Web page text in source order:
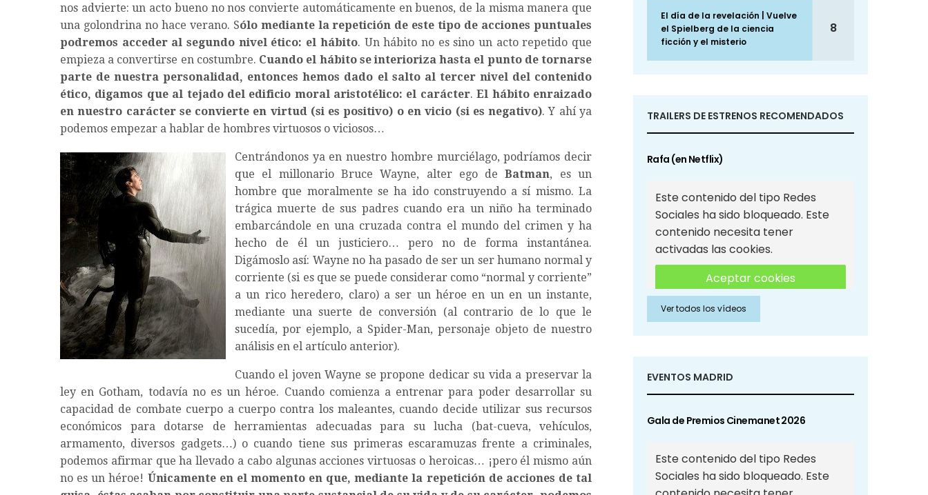
nos advierte: un acto bueno no nos convierte automáticamente en buenos, de la misma manera que
una golondrina no hace verano. Sólo mediante la repetición de este tipo de acciones puntuales
podremos acceder al segundo nivel ético: el hábito. Un hábito no es sino un acto repetido que
empieza a convertirse en costumbre. Cuando el hábito se interioriza hasta el punto de tornarse
parte de nuestra personalidad, entonces hemos dado el salto al tercer nivel del contenido
ético, digamos que al tejado del edificio moral aristotélico: el carácter.El hábito enraizado
en nuestro carácter se convierte en virtud (si es positivo) o en vicio (si es negativo). Y ahí ya
podemos empezar a hablar de hombres virtuosos o viciosos…
Centrándonos ya en nuestro hombre murciélago, podríamos decir
que el millonario Bruce Wayne, alter ego deBatman, es un
hombre que moralmente se ha ido construyendo a sí mismo. La
trágica muerte de sus padres cuando era un niño ha terminado
embarcándole en una cruzada contra el mundo del crimen y ha
hecho de él un justiciero… pero no de forma instantánea.
Digámoslo así: Wayne no ha pasado de ser un ser humano normal y
corriente (si es que se puede considerar como “normal y corriente”
a un rico heredero, claro) a ser un héroe en un en un instante,
mediante una suerte de conversión (al contrario de lo que le
sucedía, por ejemplo, a Spider-Man, personaje objeto de nuestro
análisis en el artículo anterior).
Cuando el joven Wayne se propone dedicar su vida a preservar la
ley en Gotham, todavía no es un héroe. Cuando comienza a entrenar para poder desarrollar su
capacidad de combate cuerpo a cuerpo contra los maleantes, cuando decide utilizar sus recursos
económicos para dotarse de herramientas adecuadas para su lucha (bat-cueva, vehículos,
armamento, diversos gadgets…) o cuando tiene sus primeras escaramuzas frente a criminales,
podemos afirmar que ha llevado a cabo algunas acciones virtuosas o heroicas… ¡pero él mismo aún
no es un héroe! Únicamente en el momento en que, mediante la repetición de acciones de tal
El día de la revelación | Vuelve
el Spielberg de la ciencia
ficción y el misterio
8
TRAILERS DE ESTRENOS RECOMENDADOS
Rafa (en Netflix)
Este contenido del tipo Redes
Sociales ha sido bloqueado. Este
contenido necesita tener
activadas las cookies.
Aceptar cookies
Aceptar cookies de Redes
Sociales
Ver todos los vídeos
EVENTOS MADRID
Gala de Premios Cinemanet 2026
Este contenido del tipo Redes
Sociales ha sido bloqueado. Este